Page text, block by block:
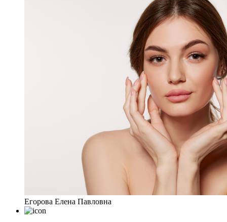
Егорова Елена Павловна